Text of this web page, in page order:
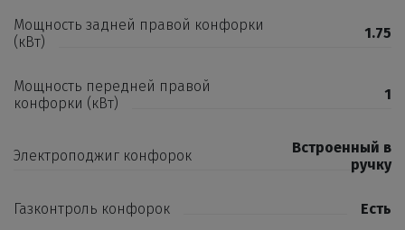
Мощность задней правой конфорки
(кВт)
1.75
Мощность передней правой
конфорки (кВт)
1
Электроподжиг конфорок
Встроенный в
ручку
Газконтроль конфорок Есть